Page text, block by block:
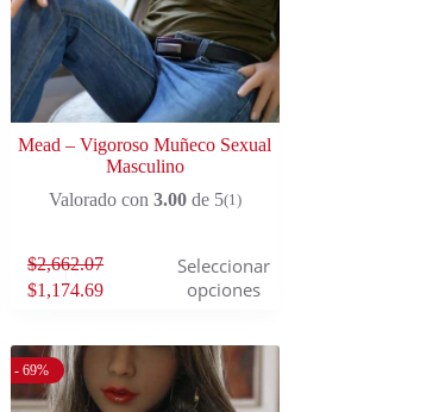
Mead – Vigoroso Muñeco Sexual
Masculino
Valorado con 3.00de 5(1)
$2,662.07
$1,174.69
Seleccionar
opciones
- 69%